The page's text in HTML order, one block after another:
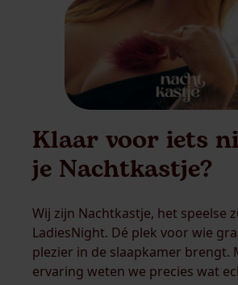
Klaar voor iets
je Nachtkastje?
Wij zijn Nachtkastje, het speelse
LadiesNight. Dé plek voor wie
plezier in de slaapkamer brengt.
ervaring weten we precies wat